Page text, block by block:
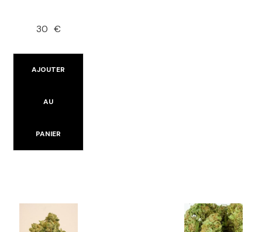
30 €
AJOUTER
AU
PANIER